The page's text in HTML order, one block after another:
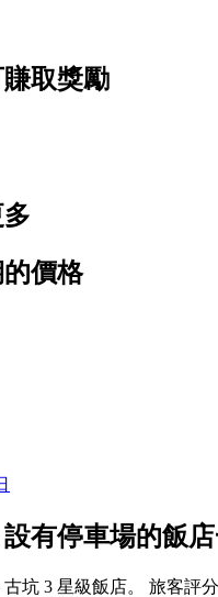
取獎勵
價格
有停車場的飯
坑 3 星級飯店。 旅客評